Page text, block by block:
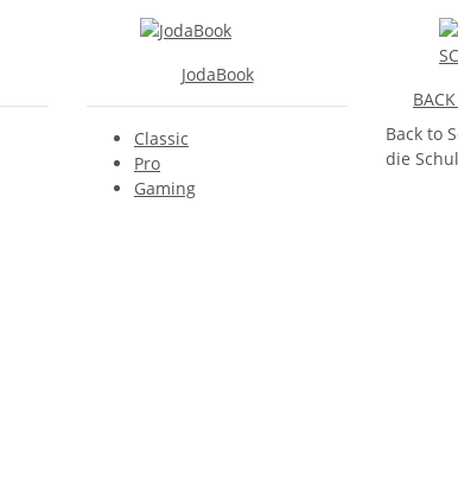
JodaBook
Classic
Pro
Gaming
Back to
die